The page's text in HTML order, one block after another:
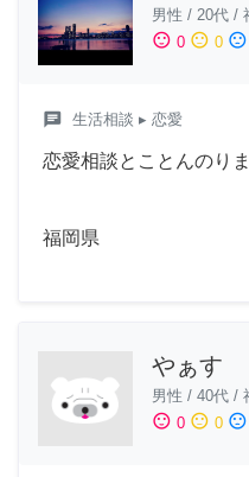
男性 / 20代 /
sentiment_satisfied 0 sentiment_neutral 0 sentiment_dissatisfied
chat 生活相談 ▸ 恋愛
恋愛相談とことんのりま
福岡県
やぁす
男性 / 40代 /
sentiment_satisfied 0 sentiment_neutral 0 sentiment_dissatisfied